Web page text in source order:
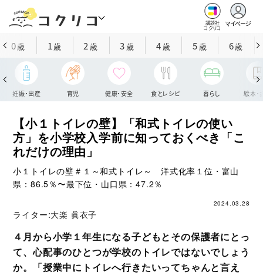
講談社
コクリコ
マイページ
0歳 1歳 2 歳 3歳 4歳 5歳 6歳
妊娠・出産 育児 健康・安全 食とレシピ 暮らし 絵本・
【小１トイレの壁】「和式トイレの使い
方」を小学校入学前に知っておくべき「こ
れだけの理由」
小１トイレの壁＃１～和式トイレ～ 洋式化率１位・富山
県：86.5％〜最下位・山口県：47.2％
2024.03.28
ライター:大楽 眞衣子
４月から小学１年生になる子どもとその保護者にとっ
て、心配事のひとつが学校のトイレではないでしょう
か。「授業中にトイレへ行きたいってちゃんと言え